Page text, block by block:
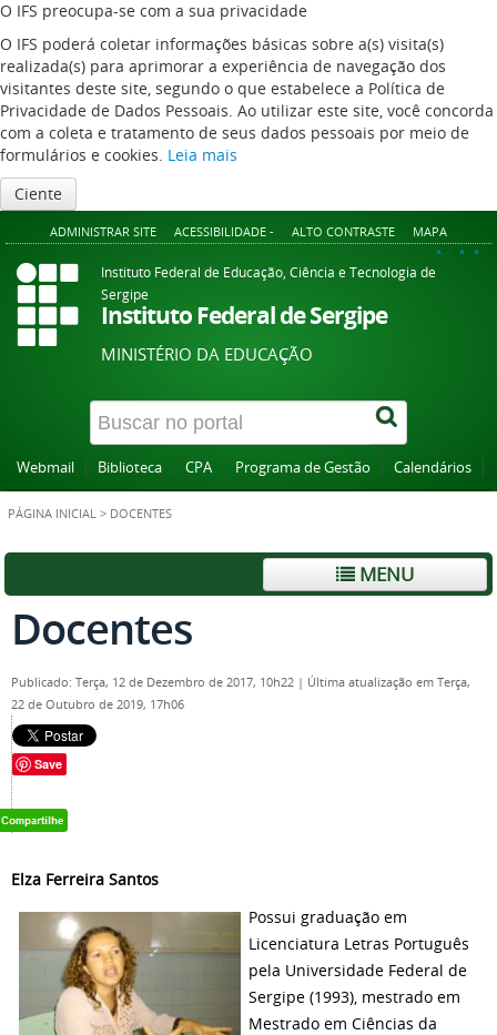
O IFS preocupa-se com a sua privacidade
O IFS poderá coletar informações básicas sobre a(s) visita(s)
realizada(s) para aprimorar a experiência de navegação dos
visitantes deste site, segundo o que estabelece a Política de
Privacidade de Dados Pessoais. Ao utilizar este site, você concorda
com a coleta e tratamento de seus dados pessoais por meio de
formulários e cookies. Leia mais
Ciente
ADMINISTRAR SITE ACESSIBILIDADE - ALTO CONTRASTE MAPA
A+ A A-
Instituto Federal de Educação, Ciência e Tecnologia de
Sergipe
Instituto Federal de Sergipe
MINISTÉRIO DA EDUCAÇÃO
Webmail Biblioteca CPA Programa de Gestão Calendários
PÁGINA INICIAL > DOCENTES
MENU
Docentes
Publicado: Terça, 12 de Dezembro de 2017, 10h22 | Última atualização em Terça,
22 de Outubro de 2019, 17h06
Save
Elza Ferreira Santos
Possui graduação em
Licenciatura Letras Português
pela Universidade Federal de
Sergipe (1993), mestrado em
Mestrado em Ciências da